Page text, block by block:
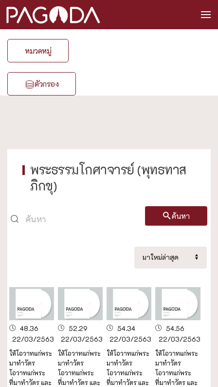
หมวดหมู่
ตัวกรอง
พระธรรมโกศาจารย์ (พุทธทาส
ภิกขุ)
ค้นหา
48.36
22/03/2563
ให้โอวาทแก่พระ
มาทำวัตร
โอวาทแก่พระ
ที่มาทำวัตร และ
52.29
22/03/2563
ให้โอวาทแก่พระ
มาทำวัตร
โอวาทแก่พระ
ที่มาทำวัตร และ
54.34
22/03/2563
ให้โอวาทแก่พระ
มาทำวัตร
โอวาทแก่พระ
ที่มาทำวัตร และ
54.56
22/03/2563
ให้โอวาทแก่พระ
มาทำวัตร
โอวาทแก่พระ
ที่มาทำวัตร และ